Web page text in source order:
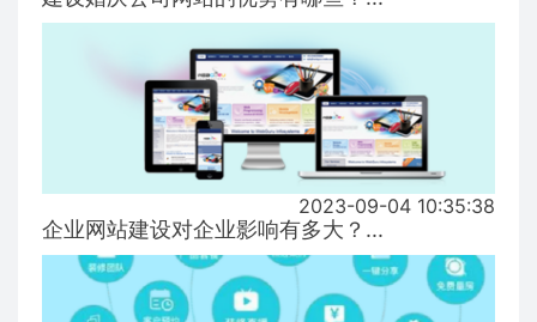
2023-09-04 10:35:38
企业网站建设对企业影响有多大？...